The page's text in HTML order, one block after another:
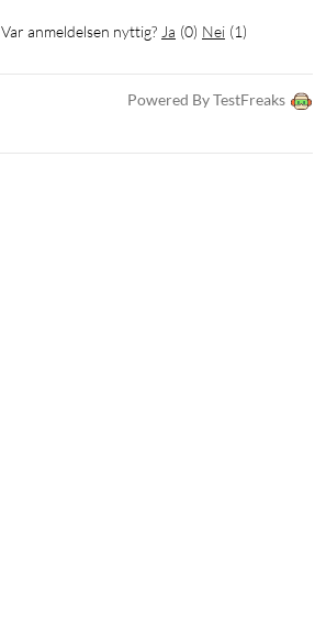
Var anmeldelsen nyttig? Ja (0) Nei (1)
Powered By TestFreaks